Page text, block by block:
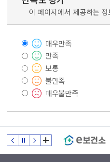
이 페이지에서 제공하는
매우만족
만족
보통
불만족
매우불만족